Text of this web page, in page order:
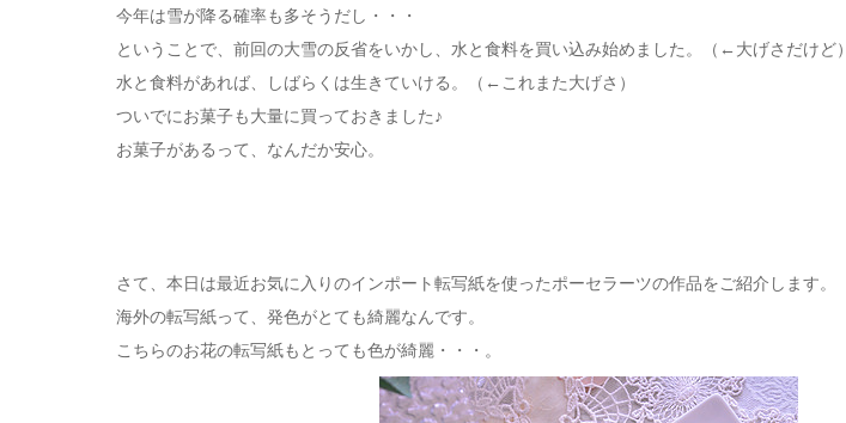
今年は雪が降る確率も多そうだし・・・
ということで、前回の大雪の反省をいかし、水と食料を買い込み始めました。（←大げさだけど）
水と食料があれば、しばらくは生きていける。（←これまた大げさ）
ついでにお菓子も大量に買っておきました♪
お菓子があるって、なんだか安心。
さて、本日は最近お気に入りのインポート転写紙を使ったポーセラーツの作品をご紹介します。
海外の転写紙って、発色がとても綺麗なんです。
こちらのお花の転写紙もとっても色が綺麗・・・。